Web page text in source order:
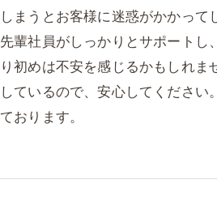
しまうとお客様に迷惑がかかっ
先輩社員がしっかりとサポートし
り初めは不安を感じるかもしれ
しているので、安心してくださ
ております。